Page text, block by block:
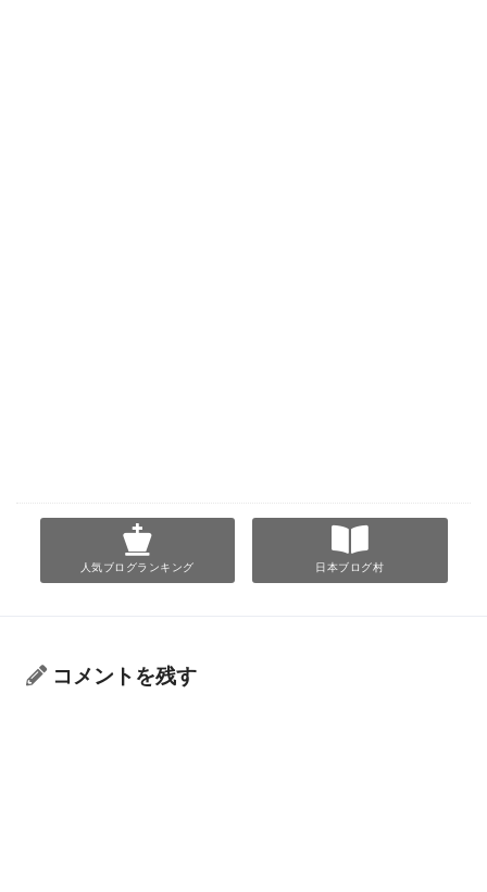
人気ブログランキング 日本ブログ村
コメントを残す